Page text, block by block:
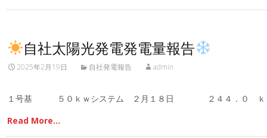
自社太陽光発電発電量報告
2025年2月19日 自社発電報告 admin
１号基 ５０ｋｗシステム ２月１８日 ２４４．０ ｋ
Read More…